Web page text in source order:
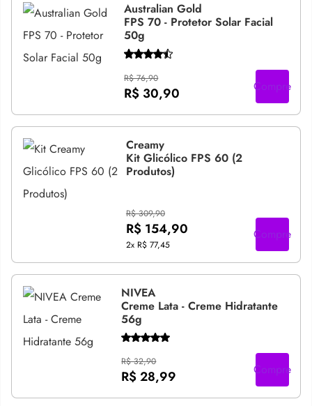
Australian Gold
FPS 70 - Protetor Solar Facial
50g
R$ 76,90
R$ 30,90 Compre
Creamy
Kit Glicólico FPS 60 (2
Produtos)
R$ 309,90
R$ 154,90
2x R$ 77,45
Compre
NIVEA
Creme Lata - Creme Hidratante
56g
R$ 32,90
R$ 28,99 Compre